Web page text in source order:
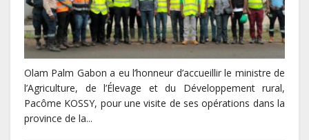
Olam Palm Gabon a eu l’honneur d’accueillir le ministre de
l’Agriculture, de l’Élevage et du Développement rural,
Pacôme KOSSY, pour une visite de ses opérations dans la
province de la...